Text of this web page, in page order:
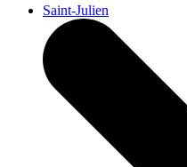
Saint-Julien